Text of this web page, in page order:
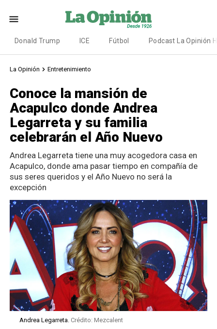
Donald Trump ICE Fútbol Podcast La Opinión
La Opinión Entretenimiento
Conoce la mansión de
Acapulco donde Andrea
Legarreta y su familia
celebrarán el Año Nuevo
Andrea Legarreta tiene una muy acogedora casa en
Acapulco, donde ama pasar tiempo en compañía de
sus seres queridos y el Año Nuevo no será la
excepción
Andrea Legarreta. Crédito: Mezcalent